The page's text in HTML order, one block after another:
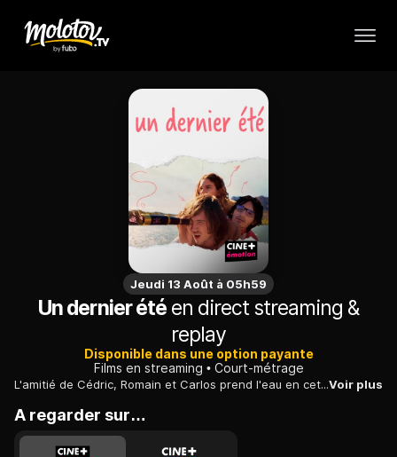
Jeudi 13 Août à 05h59
Un dernier été en direct streaming &
replay
Disponible dans une option payante
Films en streaming
Court-métrage
L'amitié de Cédric, Romain et Carlos prend l'eau en cette fin de vacances, alors qu'ils jouent probablement leur dernière partie de Warhammer ensemble...Voir plus
A regarder sur…